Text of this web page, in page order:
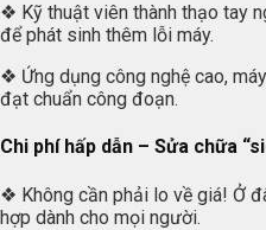
❖ Kỹ thuật viên thành thạo tay
để phát sinh thêm lỗi máy.
❖ Ứng dụng công nghệ cao,
đạt chuẩn công đoạn.
Chi phí hấp dẫn – Sửa chữa
❖ Không cần phải lo về giá! Ở
hợp dành cho mọi người.